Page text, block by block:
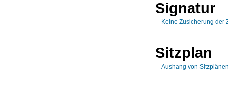
Signatur
Keine Zusicherung der
Sitzplan
Aushang von